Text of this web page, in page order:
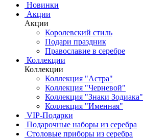
Новинки
Акции
Акции
Королевский стиль
Подари праздник
Православие в серебре
Коллекции
Коллекции
Коллекция "Астра"
Коллекция "Черневой"
Коллекция "Знаки Зодиака"
Коллекция "Именная"
VIP-Подарки
Подарочные наборы из серебра
Столовые приборы из серебра